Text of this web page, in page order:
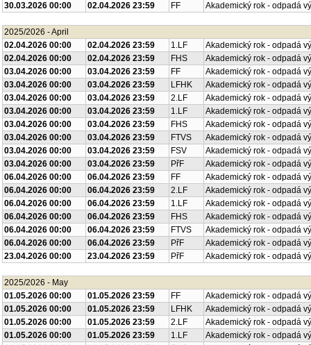
30.03.2026 00:00
02.04.2026 23:59 FF Akademický rok - odpadá
2025/2026 - April
02.04.2026 00:00
02.04.2026 23:59 1.LF
Akademický rok - odpadá
02.04.2026 00:00
02.04.2026 23:59 FHS
Akademický rok - odpadá
03.04.2026 00:00
03.04.2026 23:59 FF
Akademický rok - odpadá
03.04.2026 00:00
03.04.2026 23:59 LFHK
Akademický rok - odpadá
03.04.2026 00:00
03.04.2026 23:59 2.LF
Akademický rok - odpadá
03.04.2026 00:00
03.04.2026 23:59 1.LF
Akademický rok - odpadá
03.04.2026 00:00
03.04.2026 23:59 FHS
Akademický rok - odpadá
03.04.2026 00:00
03.04.2026 23:59 FTVS
Akademický rok - odpadá
03.04.2026 00:00
03.04.2026 23:59 FSV
Akademický rok - odpadá
03.04.2026 00:00
03.04.2026 23:59 PřF
Akademický rok - odpadá
06.04.2026 00:00
06.04.2026 23:59 FF
Akademický rok - odpadá
06.04.2026 00:00
06.04.2026 23:59 2.LF
Akademický rok - odpadá
06.04.2026 00:00
06.04.2026 23:59 1.LF
Akademický rok - odpadá
06.04.2026 00:00
06.04.2026 23:59 FHS
Akademický rok - odpadá
06.04.2026 00:00
06.04.2026 23:59 FTVS
Akademický rok - odpadá
06.04.2026 00:00
06.04.2026 23:59 PřF
Akademický rok - odpadá
23.04.2026 00:00
23.04.2026 23:59 PřF Akademický rok - odpadá
2025/2026 - May
01.05.2026 00:00
01.05.2026 23:59 FF
Akademický rok - odpadá
01.05.2026 00:00
01.05.2026 23:59 LFHK
Akademický rok - odpadá
01.05.2026 00:00
01.05.2026 23:59 2.LF
Akademický rok - odpadá
01.05.2026 00:00
01.05.2026 23:59 1.LF
Akademický rok - odpadá